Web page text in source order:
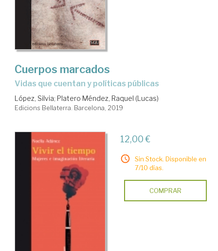
Cuerpos marcados
vidas que cuentan y políticas públicas
López, Silvia; Platero Méndez, Raquel (Lucas)
Edicions Bellaterra. Barcelona, 2019
12,00 €
Sin Stock. Disponible en
7/10 días.
COMPRAR